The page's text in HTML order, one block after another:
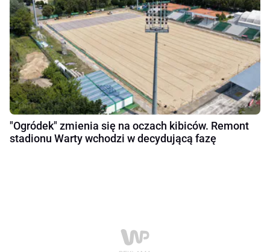
"Ogródek" zmienia się na oczach kibiców. Remont
stadionu Warty wchodzi w decydującą fazę